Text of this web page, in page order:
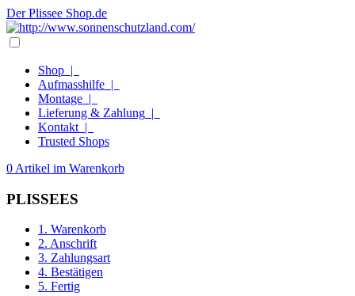
Der Plissee Shop.de
Shop |
Aufmasshilfe |
Montage |
Lieferung & Zahlung |
Kontakt |
Trusted Shops
0 Artikel im Warenkorb
PLISSEES
1. Warenkorb
2. Anschrift
3. Zahlungsart
4. Bestätigen
5. Fertig